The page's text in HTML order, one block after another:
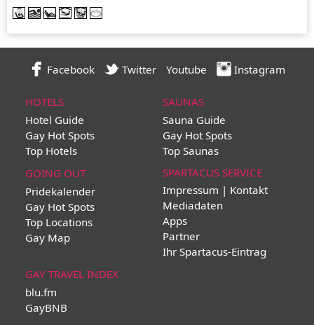
Facebook Twitter Youtube Instagram
HOTELS
Hotel Guide
Gay Hot Spots
Top Hotels
SAUNAS
Sauna Guide
Gay Hot Spots
Top Saunas
GOING OUT
Pridekalender
Gay Hot Spots
Top Locations
Gay Map
SPARTACUS SERVICE
Impressum | Kontakt
Mediadaten
Apps
Partner
Ihr Spartacus-Eintrag
GAY TRAVEL INDEX
blu.fm
GayBNB